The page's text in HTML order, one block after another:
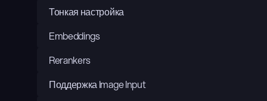
Тонкая настройка
Embeddings
Rerankers
Поддержка Image Input